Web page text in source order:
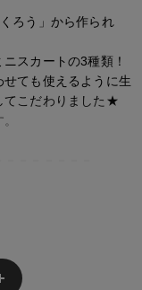
ろう」から作られ
スカートの3種類！
ても使えるように生
てこだわりました★
ションの勉強だけで